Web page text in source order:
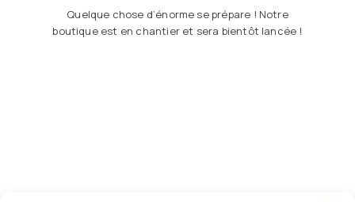
Quelque chose d’énorme se prépare ! Notre
boutique est en chantier et sera bientôt lancée !